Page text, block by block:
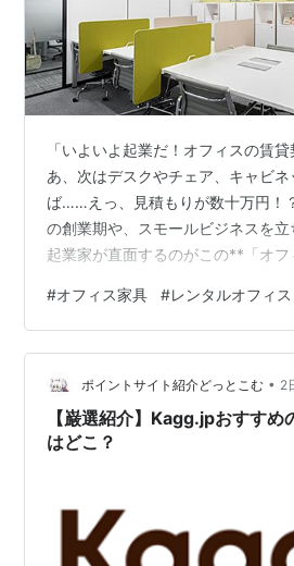
「いよいよ起業だ！オフィスの賃
あ、次はデスクやチェア、キャビ
ば……えっ、見積もりが数十万円！
の創業期や、スモールビジネスを
起業家が直面するのがこの**「オフ
金や融資でいざビジネスをスタート
に、利益を生まない「オフィス家
ュを奪われるのは、経営者にとっ
ね。 私自身、過去にITスタートア
見栄を張って立派なオフィス家具
以上の初期投資をしてしまった苦い
#オフィス家具 #レンタルオフィス
ポイントサイト紹介どっとこむ • 2
【巌選紹介】Kagg.jpおすすめ
はどこ？